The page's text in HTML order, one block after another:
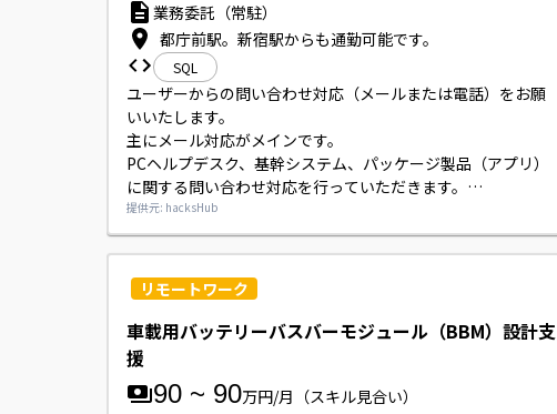
業務委託（常駐）
都庁前駅。新宿駅からも通勤可能です。
SQL
ユーザーからの問い合わせ対応（メールまたは電話）をお願
いいたします。
主にメール対応がメインです。
PCヘルプデスク、基幹システム、パッケージ製品（アプリ）
に関する問い合わせ対応を行っていただきます。
状況によりSQLを用いたデータ抽出をお願いする可能性があ
ります。
提供元: hacksHub
リモートワーク
車載用バッテリーバスバーモジュール（BBM）設計支
援
90 ~ 90万円/月 （スキル見合い）